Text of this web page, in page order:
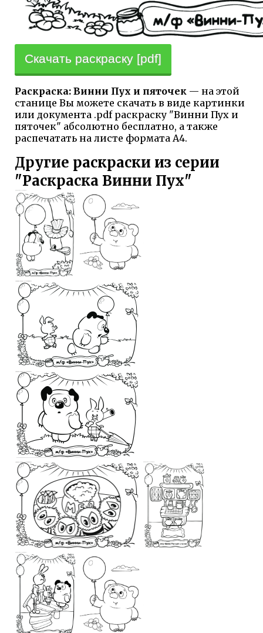
Скачать раскраску [pdf]
Раскраска: Винни Пух и пяточек — на этой
станице Вы можете скачать в виде картинки
или документа .pdf раскраску "Винни Пух и
пяточек" абсолютно бесплатно, а также
распечатать на листе формата А4.
Другие раскраски из серии
"Раскраска Винни Пух"